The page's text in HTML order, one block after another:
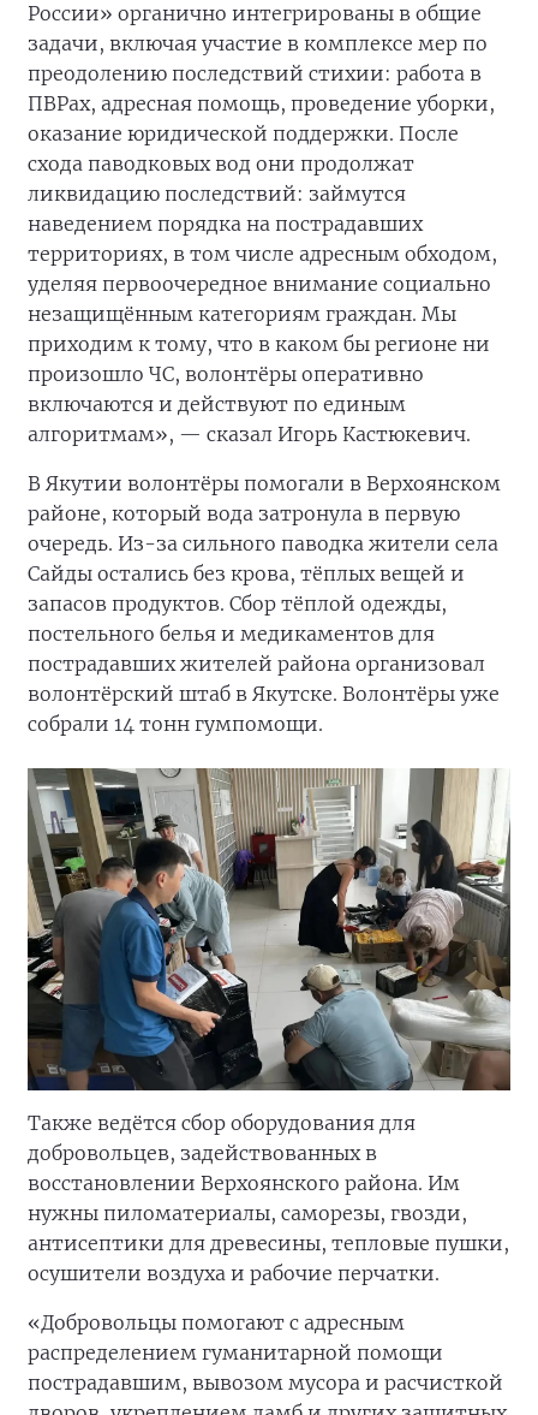
России» органично интегрированы в общие
задачи, включая участие в комплексе мер по
преодолению последствий стихии: работа в
ПВРах, адресная помощь, проведение уборки,
оказание юридической поддержки. После
схода паводковых вод они продолжат
ликвидацию последствий: займутся
наведением порядка на пострадавших
территориях, в том числе адресным обходом,
уделяя первоочередное внимание социально
незащищённым категориям граждан. Мы
приходим к тому, что в каком бы регионе ни
произошло ЧС, волонтёры оперативно
включаются и действуют по единым
алгоритмам», — сказал Игорь Кастюкевич.
В Якутии волонтёры помогали в Верхоянском
районе, который вода затронула в первую
очередь. Из-за сильного паводка жители села
Сайды остались без крова, тёплых вещей и
запасов продуктов. Сбор тёплой одежды,
постельного белья и медикаментов для
пострадавших жителей района организовал
волонтёрский штаб в Якутске. Волонтёры уже
собрали 14 тонн гумпомощи.
Также ведётся сбор оборудования для
добровольцев, задействованных в
восстановлении Верхоянского района. Им
нужны пиломатериалы, саморезы, гвозди,
антисептики для древесины, тепловые пушки,
осушители воздуха и рабочие перчатки.
«Добровольцы помогают с адресным
распределением гуманитарной помощи
пострадавшим, вывозом мусора и расчисткой